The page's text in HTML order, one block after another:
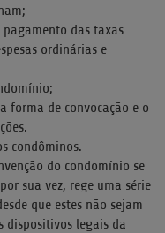
das taxas
ordinárias e
forma de convocação e o
condôminos.
do condomínio se
sua vez, rege uma série
que estes não sejam
dispositivos legais da